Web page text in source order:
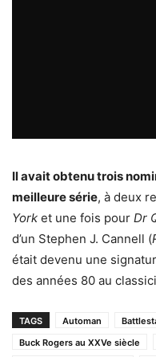
Il avait obtenu trois
meilleure série, à deux
York et une fois pour Dr
d’un Stephen J. Cannell (
était devenu une
des années 80 au
TAGS Automan
Buck Rogers au XXVe siècle